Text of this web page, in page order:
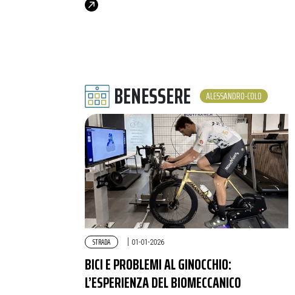
BENESSERE ALESSANDRO-COLO
STRADA | 01-01-2026
BICI E PROBLEMI AL GINOCCHIO:
L’ESPERIENZA DEL BIOMECCANICO